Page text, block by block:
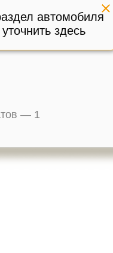
автомобиля
здесь
— 1